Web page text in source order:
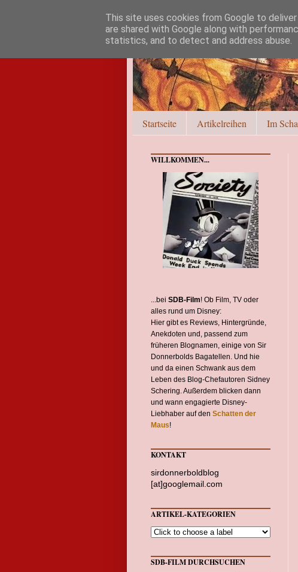
Startseite Artikelreihen Im
WILLKOMMEN...
...bei SDB-Film! Ob Film, TV oder
alles rund um Disney:
Hier gibt es Reviews, Hintergründe,
Anekdoten und, passend zum
früheren Blognamen, einige von Sir
Donnerbolds Bagatellen. Und hie
und da einen Schwank aus dem
Leben des Blog-Chefautoren Sidney
Schering. Außerdem blicken dann
und wann engagierte Disney-
Liebhaber auf den Schatten der
Maus!
KONTAKT
sirdonnerboldblog
[at]googlemail.com
ARTIKEL-KATEGORIEN
SDB-FILM DURCHSUCHEN
This site uses cookies from Google to
are shared with Google along with
statistics, and to detect and address abuse.